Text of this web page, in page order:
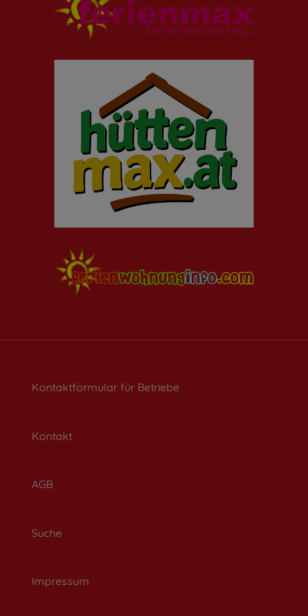
Kontaktformular für Betriebe
Kontakt
AGB
Suche
Impressum